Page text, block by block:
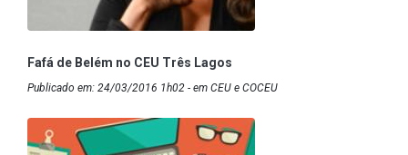
Fafá de Belém no CEU Três Lagos
Publicado em: 24/03/2016 1h02 - em CEU e COCEU